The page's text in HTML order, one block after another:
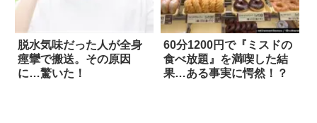
脱水気味だった人が全身
痙攣で搬送。その原因
に…驚いた！
60分1200円で『ミスドの
食べ放題』を満喫した結
果…ある事実に愕然！？